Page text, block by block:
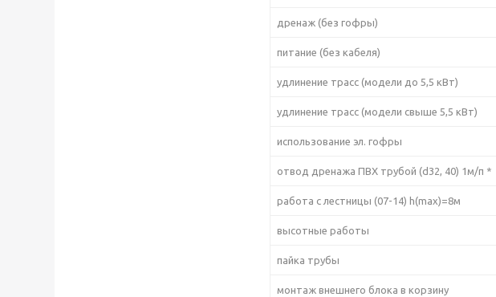
дренаж (без гофры)
питание (без кабеля)
удлинение трасс (модели до 5,5 кВт)
удлинение трасс (модели свыше 5,5 кВт)
использование эл. гофры
отвод дренажа ПВХ трубой (d32, 40) 1м/п *
работа с лестницы (07-14) h(max)=8м
высотные работы
пайка трубы
монтаж внешнего блока в корзину